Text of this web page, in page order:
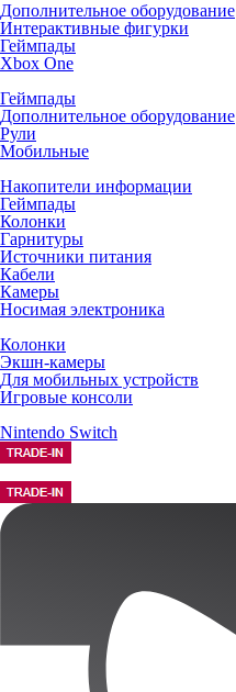
Дополнительное оборудование
Интерактивные фигурки
Геймпады
Xbox One
Геймпады
Дополнительное оборудование
Рули
Мобильные
Накопители информации
Геймпады
Колонки
Гарнитуры
Источники питания
Кабели
Камеры
Носимая электроника
Колонки
Экшн-камеры
Для мобильных устройств
Игровые консоли
Nintendo Switch